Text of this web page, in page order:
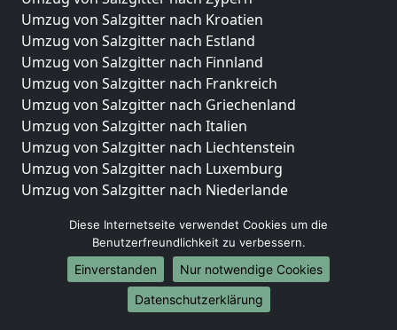
Umzug von Salzgitter nach Kroatien
Umzug von Salzgitter nach Estland
Umzug von Salzgitter nach Finnland
Umzug von Salzgitter nach Frankreich
Umzug von Salzgitter nach Griechenland
Umzug von Salzgitter nach Italien
Umzug von Salzgitter nach Liechtenstein
Umzug von Salzgitter nach Luxemburg
Umzug von Salzgitter nach Niederlande
Umzüge-Deutschlandweit
Umzug von Salzgitter nach Berlin
Umzug von Salzgitter nach Hamburg
Umzug von Salzgitter nach München
Diese Internetseite verwendet Cookies um die
Benutzerfreundlichkeit zu verbessern.
Einverstanden
Nur notwendige Cookies
Datenschutzerklärung